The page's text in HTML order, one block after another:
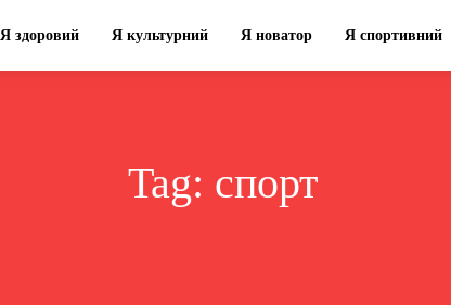
Я здоровий Я культурний Я новатор Я спортивний
Tag: спорт